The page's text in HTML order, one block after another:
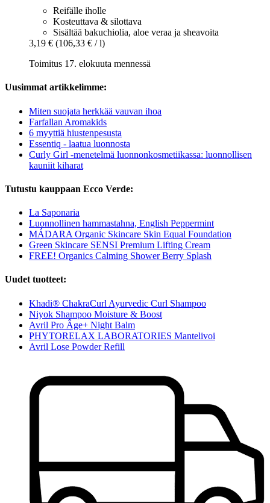
Reifälle iholle
Kosteuttava & silottava
Sisältää bakuchiolia, aloe veraa ja sheavoita
3,19 € (106,33 € / l)
Toimitus 17. elokuuta mennessä
Uusimmat artikkelimme:
Miten suojata herkkää vauvan ihoa
Farfallan Aromakids
6 myyttiä hiustenpesusta
Essentiq - laatua luonnosta
Curly Girl -menetelmä luonnonkosmetiikassa: luonnollisen
kauniit kiharat
Tutustu kauppaan Ecco Verde:
La Saponaria
Luonnollinen hammastahna, English Peppermint
MÁDARA Organic Skincare Skin Equal Foundation
Green Skincare SENSI Premium Lifting Cream
FREE! Organics Calming Shower Berry Splash
Uudet tuotteet:
Khadi® ChakraCurl Ayurvedic Curl Shampoo
Niyok Shampoo Moisture & Boost
Avril Pro Âge+ Night Balm
PHYTORELAX LABORATORIES Mantelivoi
Avril Lose Powder Refill